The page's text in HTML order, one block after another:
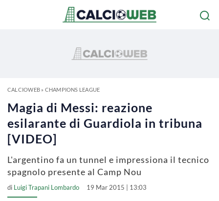
CALCIOWEB» CHAMPIONS LEAGUE
Magia di Messi: reazione
esilarante di Guardiola in tribuna
[VIDEO]
L'argentino fa un tunnel e impressiona il tecnico
spagnolo presente al Camp Nou
di Luigi Trapani Lombardo 19 Mar 2015 | 13:03